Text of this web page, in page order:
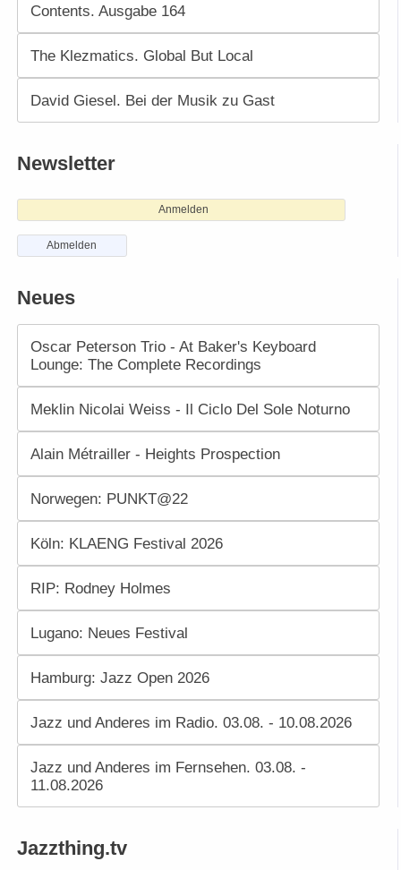
Contents. Ausgabe 164
The Klezmatics. Global But Local
David Giesel. Bei der Musik zu Gast
Newsletter
Anmelden
Abmelden
Neues
Oscar Peterson Trio - At Baker's Keyboard
Lounge: The Complete Recordings
Meklin Nicolai Weiss - Il Ciclo Del Sole Noturno
Alain Métrailler - Heights Prospection
Norwegen: PUNKT@22
Köln: KLAENG Festival 2026
RIP: Rodney Holmes
Lugano: Neues Festival
Hamburg: Jazz Open 2026
Jazz und Anderes im Radio. 03.08. - 10.08.2026
Jazz und Anderes im Fernsehen. 03.08. -
11.08.2026
Jazzthing.tv